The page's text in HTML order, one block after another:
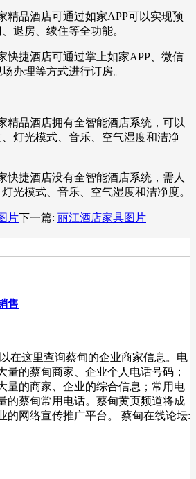
精品酒店可通过如家APP可以实现预
退房、续住等全功能。
快捷酒店可通过掌上如家APP、微信
办理等方式进行订房。
精品酒店拥有全智能酒店系统，可以
灯光模式、音乐、空气湿度和洁净
快捷酒店没有全智能酒店系统，需人
光模式、音乐、空气湿度和洁净度。
片下一篇: 丽江酒店家具图片
售
在这里查询蔡甸的企业商家信息。电
量的蔡甸商家、企业个人电话号码；
量的商家、企业的综合信息；常用电
的蔡甸常用电话。蔡甸黄页频道将成
的网络宣传推广平台。 蔡甸在线论坛: